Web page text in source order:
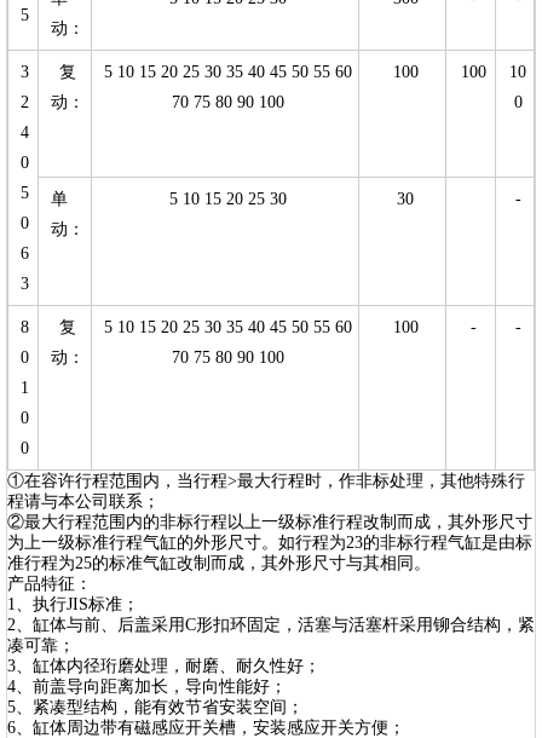
5
动：
3
2
4
0
5
0
6
3
复
动：
5 10 15 20 25 30 35 40 45 50 55 60
70 75 80 90 100
100 100
10
0
单
动：
5 10 15 20 25 30 30 -
8
0
1
0
0
复
动：
5 10 15 20 25 30 35 40 45 50 55 60
70 75 80 90 100
100 - -
①在容许行程范围内，当行程>最大行程时，作非标处理，其他特殊行
程请与本公司联系；
②最大行程范围内的非标行程以上一级标准行程改制而成，其外形尺寸
为上一级标准行程气缸的外形尺寸。如行程为23的非标行程气缸是由标
准行程为25的标准气缸改制而成，其外形尺寸与其相同。
产品特征：
1、执行JIS标准；
2、缸体与前、后盖采用C形扣环固定，活塞与活塞杆采用铆合结构，紧
凑可靠；
3、缸体内径珩磨处理，耐磨、耐久性好；
4、前盖导向距离加长，导向性能好；
5、紧凑型结构，能有效节省安装空间；
6、缸体周边带有磁感应开关槽，安装感应开关方便；